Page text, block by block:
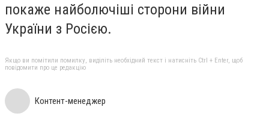
покаже найболючіші сторони війни
України з Росією.
Якщо ви помітили помилку, виділіть необхідний текст і натисніть Ctrl + Enter, щоб
повідомити про це редакцію
Контент-менеджер